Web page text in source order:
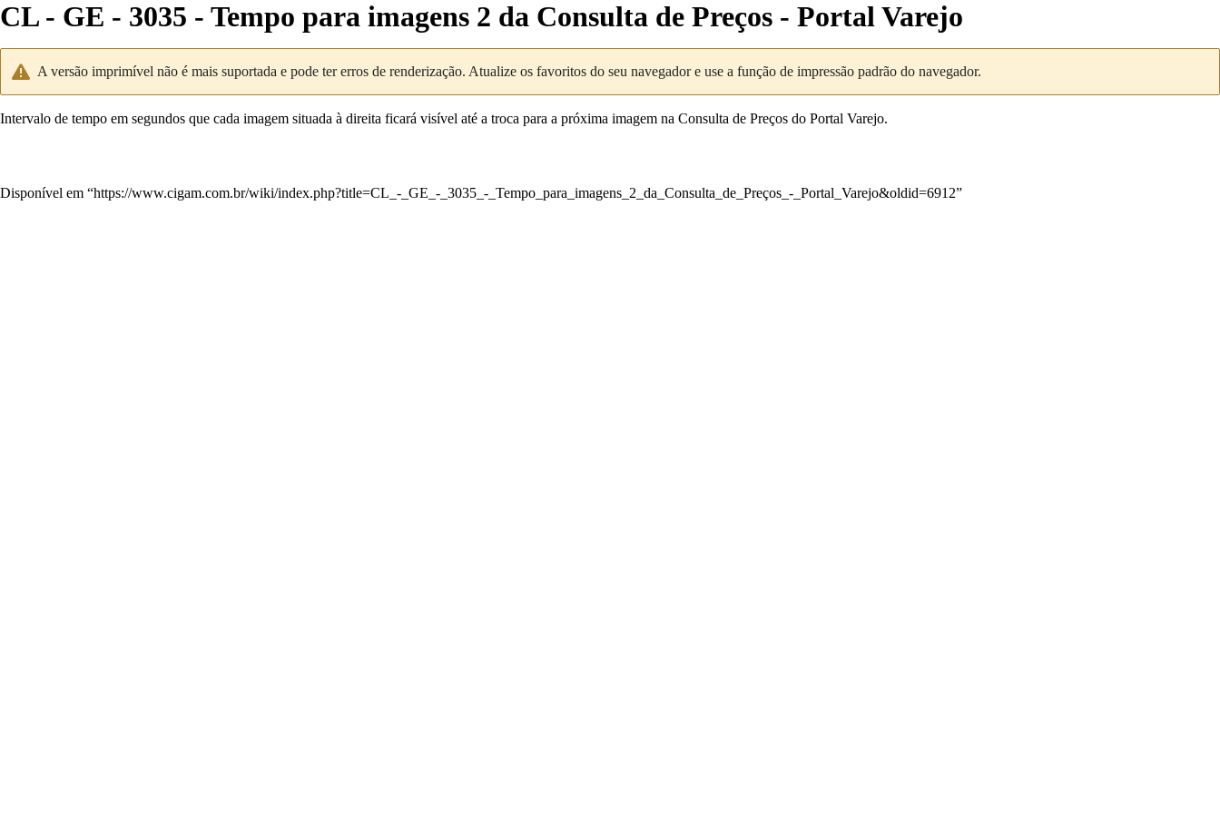
CL - GE - 3035 - Tempo para imagens 2 da Consulta de Preços - Portal Varejo
A versão imprimível não é mais suportada e pode ter erros de renderização. Atualize os favoritos do seu navegador e use a função de impressão padrão do navegador.
Intervalo de tempo em segundos que cada imagem situada à direita ficará visível até a troca para a próxima imagem na Consulta de Preços do Portal Varejo.
Disponível em “https://www.cigam.com.br/wiki/index.php?title=CL_-_GE_-_3035_-_Tempo_para_imagens_2_da_Consulta_de_Preços_-_Portal_Varejo&oldid=6912”